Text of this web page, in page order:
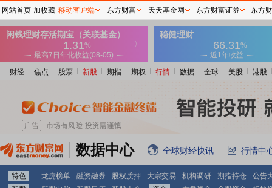
财经 焦点 股票 新股 期指 期权 行情 数据 全球 美股 港股
数据中心 全球财经快讯 行情中
特色 龙虎榜单 融资融券 股权质押 大宗交易 机构调研 期指持仓
公告
网站首页 加收藏 移动客户端 东方财富 天天基金网 东方财富证券 东方